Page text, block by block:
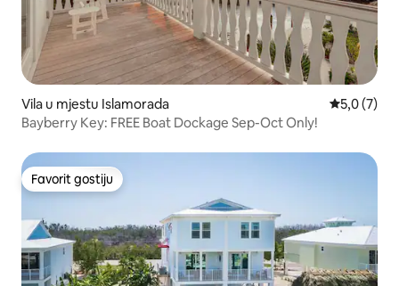
Vila u mjestu Islamorada Prosječna
5,0 (7)
Bayberry Key: FREE Boat Dockage Sep-Oct Only!
Favorit gostiju
Favorit gostiju